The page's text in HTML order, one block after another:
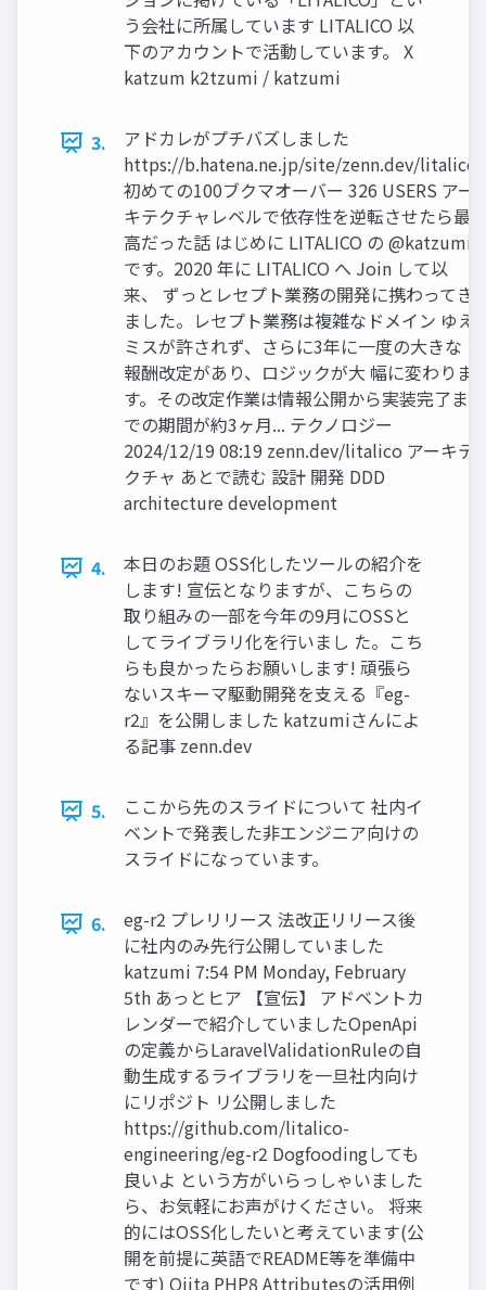
う会社に所属しています LITALICO 以
下のアカウントで活動しています。 X
katzum k2tzumi / katzumi
3.
アドカレがプチバズしました
https://b.hatena.ne.jp/site/zenn.dev/litalico
初めての100ブクマオーバー 326 USERS アー
キテクチャレベルで依存性を逆転させたら最
高だった話 はじめに LITALICO の @katzumi
です。2020 年に LITALICO へ Join して以
来、 ずっとレセプト業務の開発に携わってき
ました。レセプト業務は複雑なドメイン ゆえ
ミスが許されず、さらに3年に一度の大きな
報酬改定があり、ロジックが大 幅に変わりま
す。その改定作業は情報公開から実装完了ま
での期間が約3ヶ月... テクノロジー
2024/12/19 08:19 zenn.dev/litalico アーキテ
クチャ あとで読む 設計 開発 DDD
architecture development
4.
本日のお題 OSS化したツールの紹介を
します! 宣伝となりますが、こちらの
取り組みの一部を今年の9月にOSSと
してライブラリ化を行いまし た。こち
らも良かったらお願いします! 頑張ら
ないスキーマ駆動開発を支える『eg-
r2』を公開しました katzumiさんによ
る記事 zenn.dev
5.
ここから先のスライドについて 社内イ
ベントで発表した非エンジニア向けの
スライドになっています。
6.
eg-r2 プレリリース 法改正リリース後
に社内のみ先行公開していました
katzumi 7:54 PM Monday, February
5th あっとヒア 【宣伝】 アドベントカ
レンダーで紹介していましたOpenApi
の定義からLaravelValidationRuleの自
動生成するライブラリを一旦社内向け
にリポジト リ公開しました
https://github.com/litalico-
engineering/eg-r2 Dogfoodingしても
良いよ という方がいらっしゃいました
ら、お気軽にお声がけください。 将来
的にはOSS化したいと考えています(公
開を前提に英語でREADME等を準備中
です) Qiita PHP8 Attributesの活用例